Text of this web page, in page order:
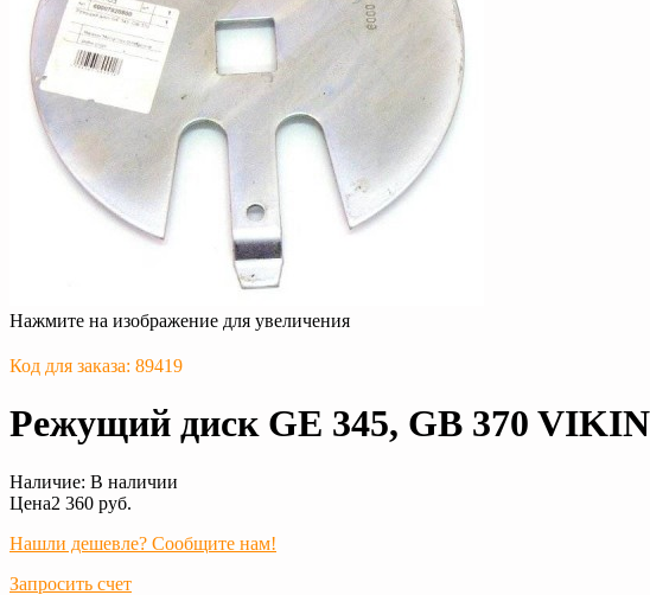
Нажмите на изображение для увеличения
Код для заказа: 89419
Режущий диск GE 345, GB 370
Наличие: В наличии
Цена2 360 руб.
Нашли дешевле? Сообщите нам!
Запросить счет